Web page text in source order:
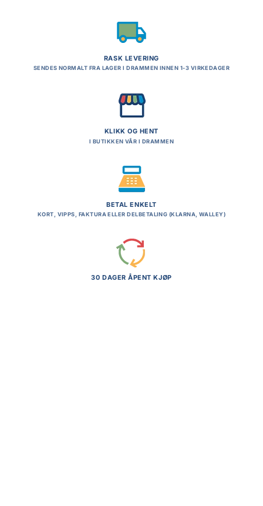
RASK LEVERING
SENDES NORMALT FRA LAGER I DRAMMEN INNEN 1-3 VIRKEDAGER
KLIKK OG HENT
I BUTIKKEN VÅR I DRAMMEN
BETAL ENKELT
KORT, VIPPS, FAKTURA ELLER DELBETALING (KLARNA, WALLEY)
30 DAGER ÅPENT KJØP